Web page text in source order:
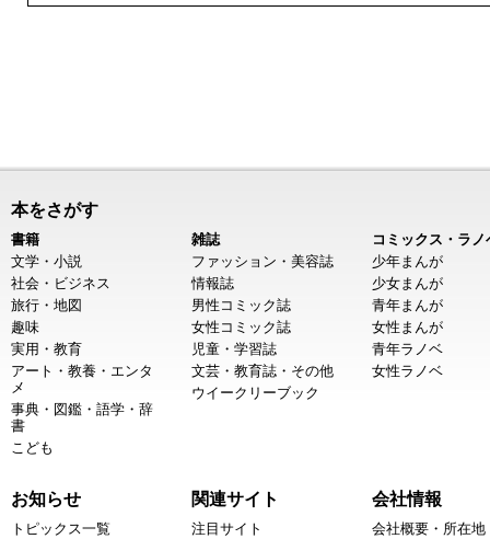
本をさがす
書籍
文学・小説
社会・ビジネス
旅行・地図
趣味
実用・教育
アート・教養・エンタ
メ
事典・図鑑・語学・辞
書
こども
雑誌
ファッション・美容誌
情報誌
男性コミック誌
女性コミック誌
児童・学習誌
文芸・教育誌・その他
ウイークリーブック
コミックス・ラノ
少年まんが
少女まんが
青年まんが
女性まんが
青年ラノベ
女性ラノベ
お知らせ
トピックス一覧
関連サイト
注目サイト
会社情報
会社概要・所在地